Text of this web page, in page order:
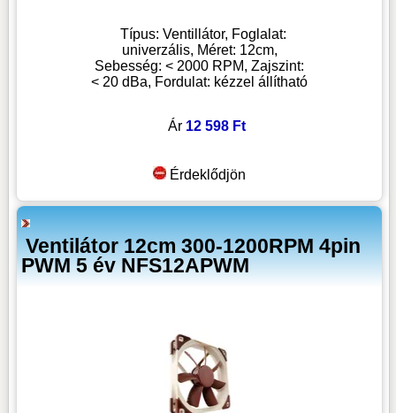
Típus: Ventillátor, Foglalat:
univerzális, Méret: 12cm,
Sebesség: < 2000 RPM, Zajszint:
< 20 dBa, Fordulat: kézzel állítható
Ár 12 598 Ft
Érdeklődjön
Ventilátor 12cm 300-1200RPM 4pin
PWM 5 év NFS12APWM